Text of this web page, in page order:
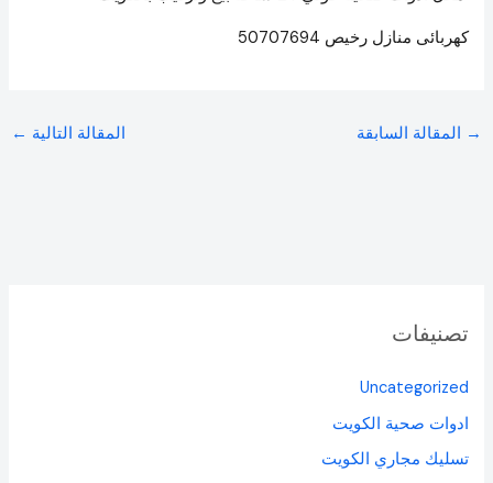
كهربائى منازل رخيص 50707694
→ المقالة السابقة المقالة التالية ←
تصنيفات
Uncategorized
ادوات صحية الكويت
تسليك مجاري الكويت